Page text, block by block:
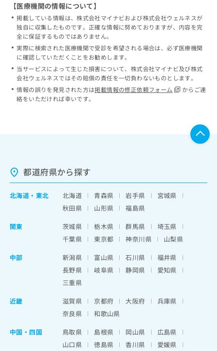
【医療機関の情報について】
掲載している情報は、株式会社マイナビおよび株式会社ウェルネスが
独自に収集したものです。正確な情報に努めておりますが、内容を完
全に保証するものではありません。
実際に検索された医療機関で受診を希望される場合は、必ず医療機関
に確認していただくことをお勧めします。
当サービスによって生じた損害について、株式会社マイナビ及び株式
会社ウェルネスではその賠償の責任を一切負わないものとします。
情報の誤りを発見された方は掲載情報の修正依頼フォーム
からご連
絡をいただければ幸いです。
都道府県から探す
北海道 ・ 東北 北海道 青森県 岩手県
宮城県
秋田県
山形県
福島県
関東
茨城県 栃木県 群馬県
埼玉県
千葉県
東京都 神奈川県
山梨県
中部
新潟県 富山県 石川県
福井県
長野県
岐阜県 静岡県
愛知県
三重県
近畿
滋賀県 京都府 大阪府
兵庫県
奈良県
和歌山県
中国・四国
鳥取県 島根県 岡山県
広島県
山口県
徳島県 香川県
愛媛県